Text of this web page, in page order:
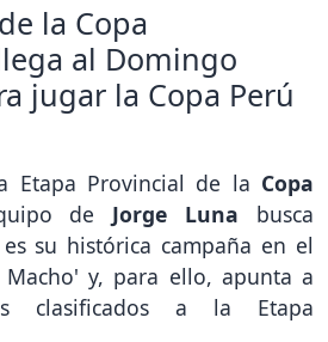
la Copa
al Domingo
jugar la Copa Perú
Etapa Provincial de la Copa
de Jorge Luna busca
su histórica campaña en el
y, para ello, apunta a
a la Etapa